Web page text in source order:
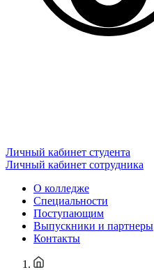
Личный кабинет студента
Личный кабинет сотрудника
О колледже
Специальности
Поступающим
Выпускники и партнеры
Контакты